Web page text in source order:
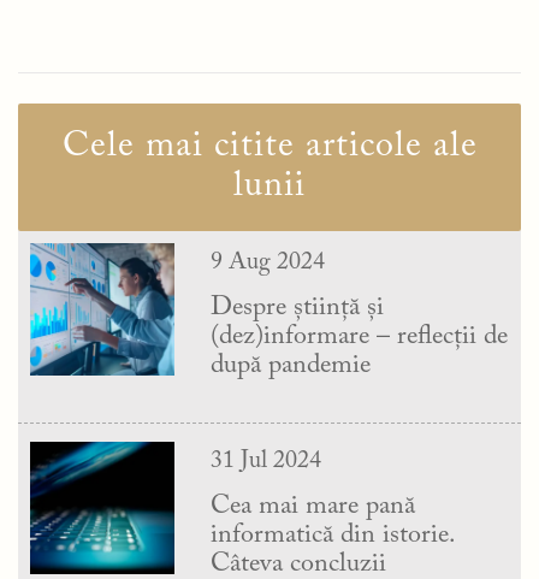
Cele mai citite articole ale
lunii
9 Aug 2024
Despre știință și
(dez)informare – reflecții de
după pandemie
31 Jul 2024
Cea mai mare pană
informatică din istorie.
Câteva concluzii